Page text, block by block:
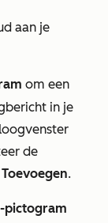
aan je
om een
in je
de
Toevoegen.
pictogram